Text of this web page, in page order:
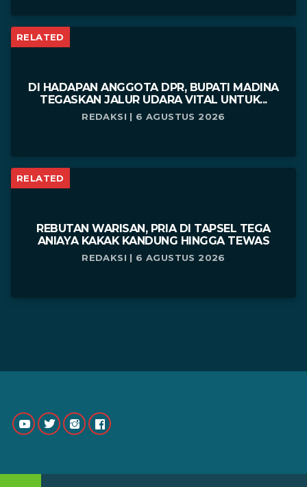
RELATED
DI HADAPAN ANGGOTA DPR, BUPATI MADINA
TEGASKAN JALUR UDARA VITAL UNTUK...
REDAKSI | 6 AGUSTUS 2026
RELATED
REBUTAN WARISAN, PRIA DI TAPSEL TEGA
ANIAYA KAKAK KANDUNG HINGGA TEWAS
REDAKSI | 6 AGUSTUS 2026